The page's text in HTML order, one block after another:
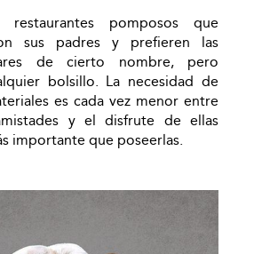
pomposos que
sus padres y prefieren las
de cierto nombre, pero
bolsillo. La necesidad de
es cada vez menor entre
y el disfrute de ellas
importante que poseerlas.